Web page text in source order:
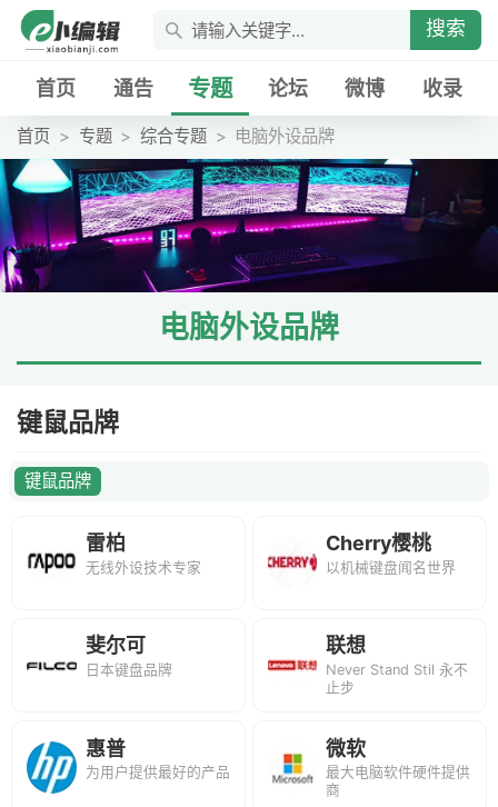
搜索
首页 通告 专题 论坛 微博 收录
首页 专题 综合专题 电脑外设品牌
电脑外设品牌
键鼠品牌
键鼠品牌
雷柏
无线外设技术专家
Cherry樱桃
以机械键盘闻名世界
斐尔可
日本键盘品牌
联想
Never Stand Stil 永不
止步
惠普
为用户提供最好的产品
微软
最大电脑软件硬件提供
商